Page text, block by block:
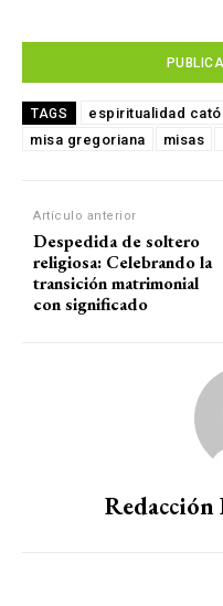
TAGS espiritualidad
misa gregoriana
misas
Artículo anterior
Despedida de soltero
religiosa: Celebrando la
transición matrimonial
con significado
Redacción